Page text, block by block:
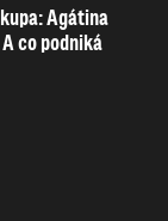
Agátina
co podniká